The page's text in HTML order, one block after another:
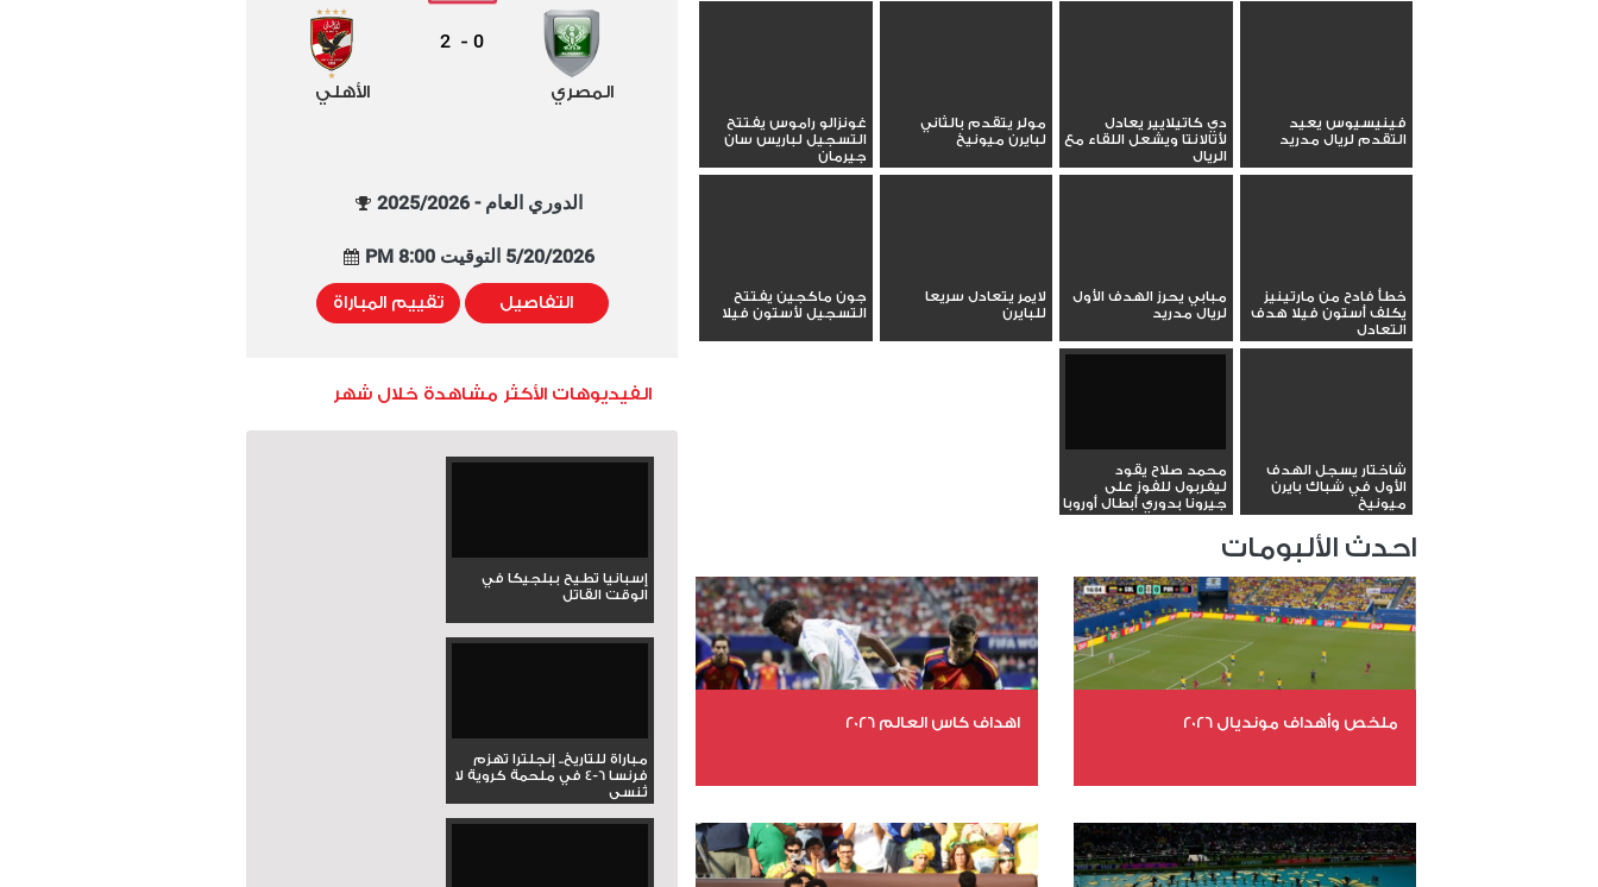
فينيسيوس يعيد
التقدم لريال مدريد
دي كاتيلايير يعادل
لأتالانتا ويشعل اللقاء مع
الريال
مولر يتقدم بالثاني
لبايرن ميونيخ
غونزالو راموس يفتتح
التسجيل لباريس سان
جيرمان
خطأ فادح من مارتينيز
يكلف أستون فيلا هدف
التعادل
مبابي يحرز الهدف الأول
لريال مدريد
لايمر يتعادل سريعا
للبايرن
جون ماكجين يفتتح
التسجيل لأستون فيلا
شاختار يسجل الهدف
الأول في شباك بايرن
ميونيخ
محمد صلاح يقود
ليفربول للفوز على
جيرونا بدوري أبطال أوروبا
احدث الألبومات
ملخص وأهداف مونديال 2026
عدد المشاهدات 5080
اهداف كاس العالم 2026
عدد المشاهدات 2003
المصري
0
-
2
الأهلي
الدوري العام - 2025/2026
5/20/2026 التوقيت 8:00 PM
التفاصيل تقييم المباراة
الفيديوهات الأكثر مشاهدة خلال شهر
إسبانيا تطيح ببلجيكا في
الوقت القاتل
مباراة للتاريخ.. إنجلترا تهزم
فرنسا 6-4 في ملحمة كروية لا
تُنسى